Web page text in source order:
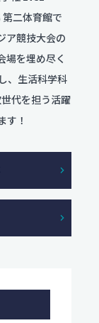
二体育館で
ア競技大会の
場を埋め尽く
、生活科学科
代を担う活躍
す！